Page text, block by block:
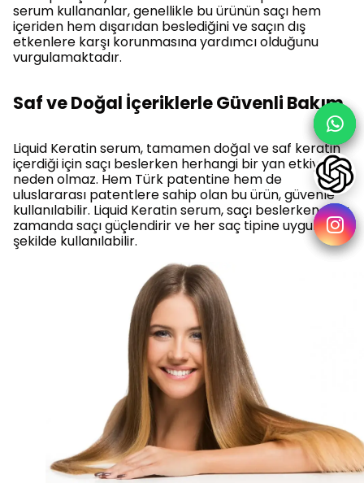
serum kullananlar, genellikle bu ürünün saçı hem
içeriden hem dışarıdan beslediğini ve saçın dış
etkenlere karşı korunmasına yardımcı olduğunu
vurgulamaktadır.
Saf ve Doğal İçeriklerle Güvenli Bakım
Liquid Keratin serum, tamamen doğal ve saf keratin
içerdiği için saçı beslerken herhangi bir yan etkiye
neden olmaz. Hem Türk patentine hem de
uluslararası patentlere sahip olan bu ürün, güvenle
kullanılabilir. Liquid Keratin serum, saçı beslerken aynı
zamanda saçı güçlendirir ve her saç tipine uygun
şekilde kullanılabilir.